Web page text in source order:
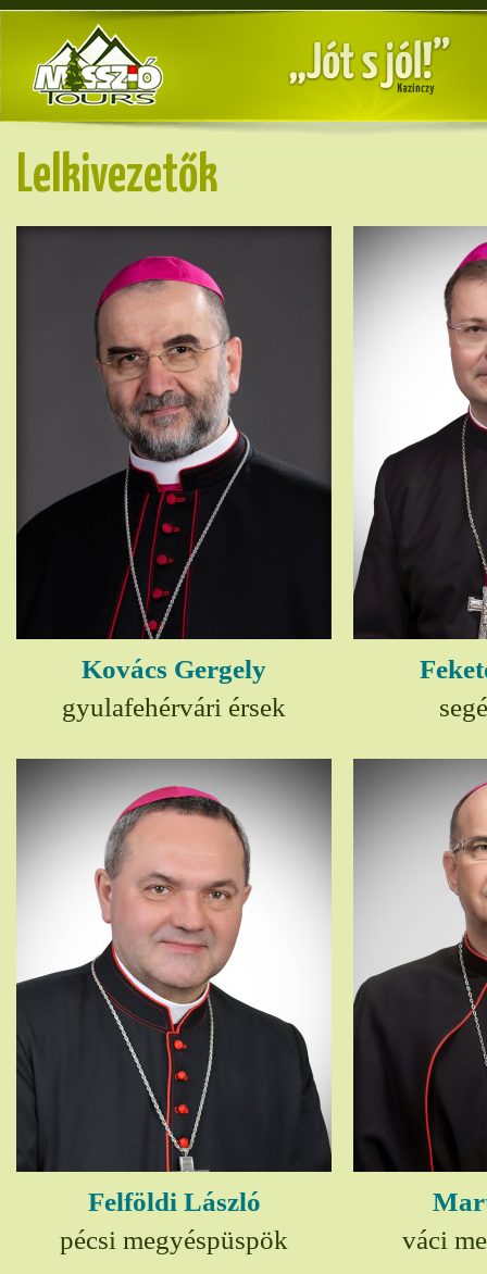
Lelkivezetők
Kovács Gergely
gyulafehérvári érsek
Felföldi László
pécsi megyéspüspök
váci